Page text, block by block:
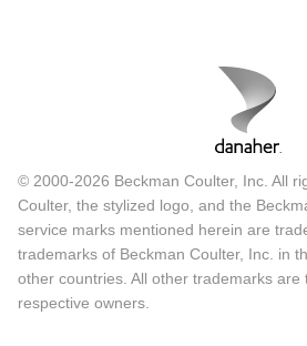
© 2000-2026 Beckman Coulter, Inc. All
Coulter, the stylized logo, and the
service marks mentioned herein are
trademarks of Beckman Coulter, Inc. in
other countries. All other trademarks
respective owners.